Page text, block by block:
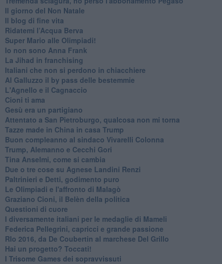
Il giorno del Non Natale
Il blog di fine vita
​Ridatemi l’Acqua Berva
Super Mario alle Olimpiadi!
Io non sono Anna Frank
​La Jihad in franchising
Italiani che non si perdono in chiacchiere
Al Galluzzo il by pass delle bestemmie
L'Agnello e il Cagnaccio
Cioni ti ama
​Gesù era un partigiano
Attentato a San Pietroburgo, qualcosa non mi torna
Tazze made in China in casa Trump
Buon compleanno al sindaco Vivarelli Colonna
Trump, Alemanno e Cecchi Gori
Tina Anselmi, come si cambia
Due o tre cose su Agnese Landini Renzi
Paltrinieri e Detti, godimento puro
Le Olimpiadi e l'affronto di Malagò
Graziano Cioni, il Belèn della politica
Questioni di cuore
I diversamente italiani per le medaglie di Mameli
Federica Pellegrini, capricci e grande passione
RIo 2016, da De Coubertin al marchese Del Grillo
​Hai un progetto? Toccati!
​I Trisome Games dei sopravvissuti